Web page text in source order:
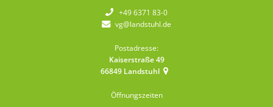
+49 6371 83-0
vg@landstuhl.de
Postadresse:
Kaiserstraße 49
66849 Landstuhl
Öffnungszeiten